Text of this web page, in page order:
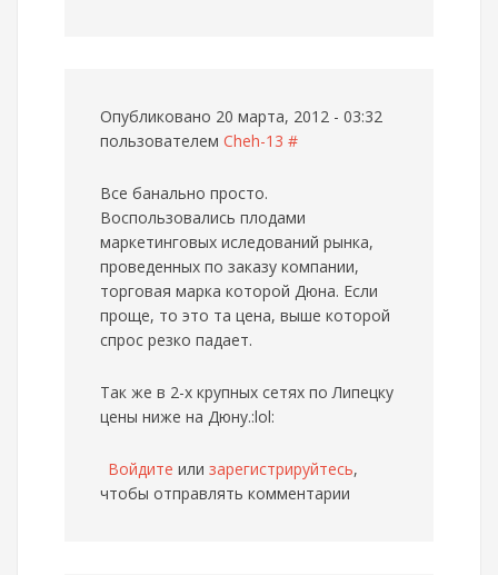
Опубликовано 20 марта, 2012 - 03:32
пользователем Cheh-13 #
Все банально просто.
Воспользовались плодами
маркетинговых иследований рынка,
проведенных по заказу компании,
торговая марка которой Дюна. Если
проще, то это та цена, выше которой
спрос резко падает.
Так же в 2-х крупных сетях по Липецку
цены ниже на Дюну.:lol:
Войдите или зарегистрируйтесь,
чтобы отправлять комментарии